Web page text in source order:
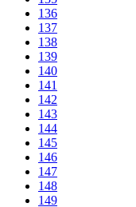
136
137
138
139
140
141
142
143
144
145
146
147
148
149